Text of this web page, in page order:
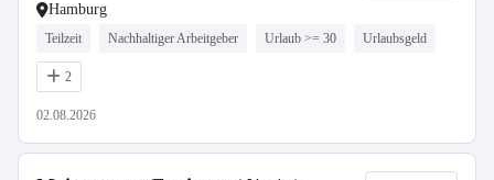
Hamburg
Teilzeit Nachhaltiger Arbeitgeber Urlaub >= 30 Urlaubsgeld
2
02.08.2026